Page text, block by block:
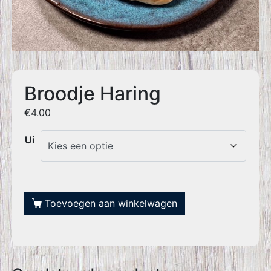
Broodje Haring
€4.00
Ui
Toevoegen aan winkelwagen